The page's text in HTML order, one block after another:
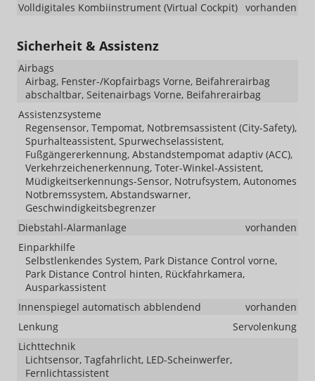
Volldigitales Kombiinstrument (Virtual Cockpit) vorhanden
Sicherheit & Assistenz
Airbags
Airbag, Fenster-/Kopfairbags Vorne, Beifahrerairbag
abschaltbar, Seitenairbags Vorne, Beifahrerairbag
Assistenzsysteme
Regensensor, Tempomat, Notbremsassistent (City-Safety),
Spurhalteassistent, Spurwechselassistent,
Fußgängererkennung, Abstandstempomat adaptiv (ACC),
Verkehrzeichenerkennung, Toter-Winkel-Assistent,
Müdigkeitserkennungs-Sensor, Notrufsystem, Autonomes
Notbremssystem, Abstandswarner,
Geschwindigkeitsbegrenzer
Diebstahl-Alarmanlage
vorhanden
Einparkhilfe
Selbstlenkendes System, Park Distance Control vorne,
Park Distance Control hinten, Rückfahrkamera,
Ausparkassistent
Innenspiegel automatisch abblendend
vorhanden
Lenkung
Servolenkung
Lichttechnik
Lichtsensor, Tagfahrlicht, LED-Scheinwerfer,
Fernlichtassistent